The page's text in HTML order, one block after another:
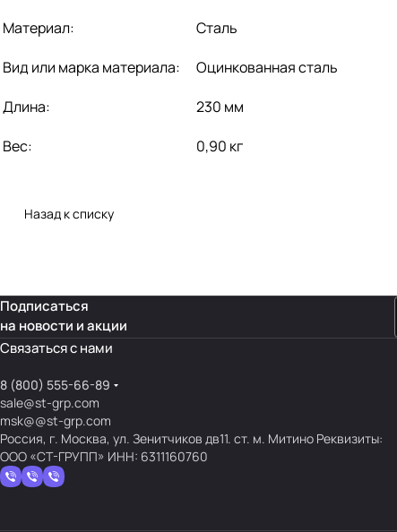
Материал:
Сталь
Вид или марка материала:
Оцинкованная сталь
Длина:
230 мм
Вес:
0,90 кг
Назад к списку
Подписаться
на новости и акции
Связаться с нами
8 (800) 555-66-89
sale@st-grp.com
msk@@st-grp.com
Россия, г. Москва, ул. Зенитчиков дв11. ст. м. Митино Реквизиты:
ООО «СТ-ГРУПП» ИНН: 6311160760